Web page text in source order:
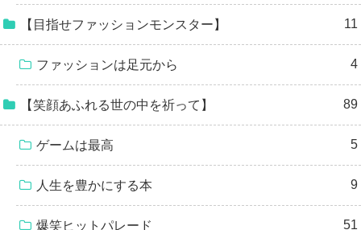
【目指せファッションモンスター】 11
ファッションは足元から 4
【笑顔あふれる世の中を祈って】 89
ゲームは最高 5
人生を豊かにする本 9
爆笑ヒットパレード 51